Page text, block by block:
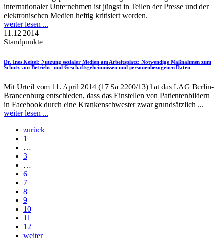
internationaler Unternehmen ist jüngst in Teilen der Presse und der
elektronischen Medien heftig kritisiert worden.
weiter lesen ...
11.12.2014
Standpunkte
Dr. Ines Keitel: Nutzung sozialer Medien am Arbeitsplatz: Notwendige Maßnahmen zum
Schutz von Betriebs- und Geschäftsgeheimnissen und personenbezogenen Daten
Mit Urteil vom 11. April 2014 (17 Sa 2200/13) hat das LAG Berlin-
Brandenburg entschieden, dass das Einstellen von Patientenbildern
in Facebook durch eine Krankenschwester zwar grundsätzlich ...
weiter lesen ...
zurück
1
…
3
…
6
7
8
9
10
11
12
weiter